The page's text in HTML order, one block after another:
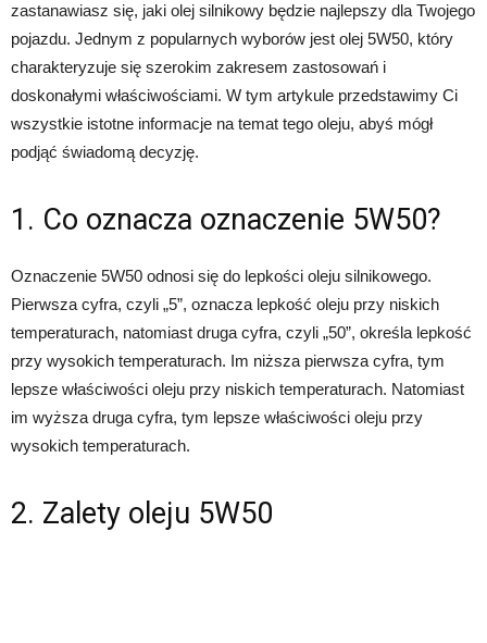
zastanawiasz się, jaki olej silnikowy będzie najlepszy dla Twojego
pojazdu. Jednym z popularnych wyborów jest olej 5W50, który
charakteryzuje się szerokim zakresem zastosowań i
doskonałymi właściwościami. W tym artykule przedstawimy Ci
wszystkie istotne informacje na temat tego oleju, abyś mógł
podjąć świadomą decyzję.
1. Co oznacza oznaczenie 5W50?
Oznaczenie 5W50 odnosi się do lepkości oleju silnikowego.
Pierwsza cyfra, czyli „5”, oznacza lepkość oleju przy niskich
temperaturach, natomiast druga cyfra, czyli „50”, określa lepkość
przy wysokich temperaturach. Im niższa pierwsza cyfra, tym
lepsze właściwości oleju przy niskich temperaturach. Natomiast
im wyższa druga cyfra, tym lepsze właściwości oleju przy
wysokich temperaturach.
2. Zalety oleju 5W50